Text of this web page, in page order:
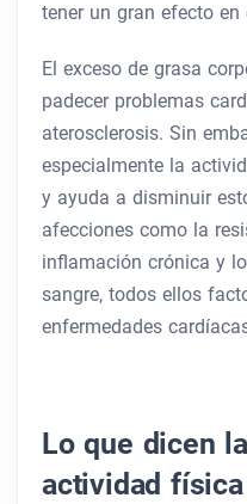
tener un gran efecto en
El exceso de grasa
padecer problemas
aterosclerosis. Sin
especialmente la
y ayuda a disminuir
afecciones como la
inflamación crónica y
sangre, todos ellos
enfermedades
Lo que dicen
actividad física